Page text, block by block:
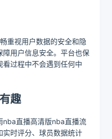
重视用户数据的安全和隐
用户信息安全。平台也保
过程中不会遇到任何中
趣
nba直播高清版nba直播流
时评分、球员数据统计